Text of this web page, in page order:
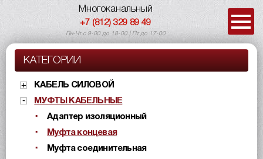
Многоканальный
+7 (812) 329 89 49
Пн-Чт с 9-00 до 18-00 | Пт до 17-00
КАТЕГОРИИ
КАБЕЛЬ СИЛОВОЙ
МУФТЫ КАБЕЛЬНЫЕ
Адаптер изоляционный
Муфта концевая
Муфта соединительная